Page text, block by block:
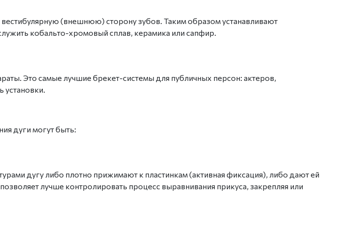
(внешнюю) сторону зубов. Таким образом устанавливают
кобальто-хромовый сплав, керамика или сапфир.
Это самые лучшие брекет-системы для публичных персон: актеров,
установки.
дуги могут быть:
дугу либо плотно прижимают к пластинкам (активная фиксация), либо дают ей
лучше контролировать процесс выравнивания прикуса, закрепляя или